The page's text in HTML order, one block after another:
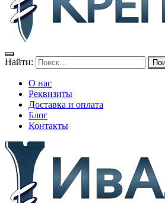
Найти:
О нас
Реквизиты
Доставка и оплата
Блог
Контакты